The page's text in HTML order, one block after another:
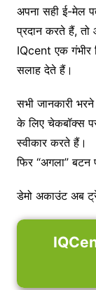
अपना सही ई-मेल
प्रदान करते हैं, तो
IQcent एक गंभीर
सलाह देते हैं।
सभी जानकारी
के लिए चेकबॉक्स
स्वीकार करते हैं।
फिर “अगला”
डेमो अकाउंट अब